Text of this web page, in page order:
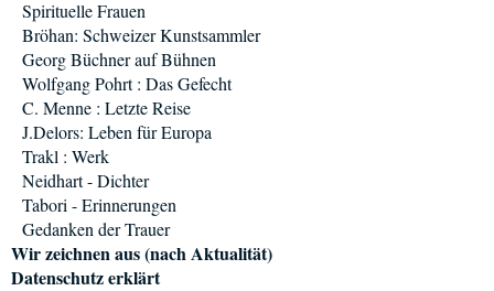
Spirituelle Frauen
Bröhan: Schweizer Kunstsammler
Georg Büchner auf Bühnen
Wolfgang Pohrt : Das Gefecht
C. Menne : Letzte Reise
J.Delors: Leben für Europa
Trakl : Werk
Neidhart - Dichter
Tabori - Erinnerungen
Gedanken der Trauer
Wir zeichnen aus (nach Aktualität)
Datenschutz erklärt